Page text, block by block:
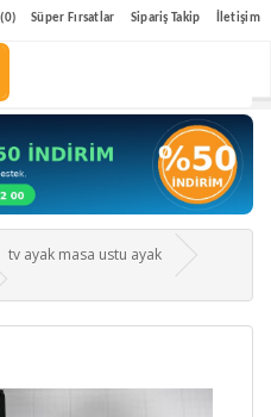
Süper Fırsatlar Sipariş Takip İletişim
tv ayak masa ustu ayak